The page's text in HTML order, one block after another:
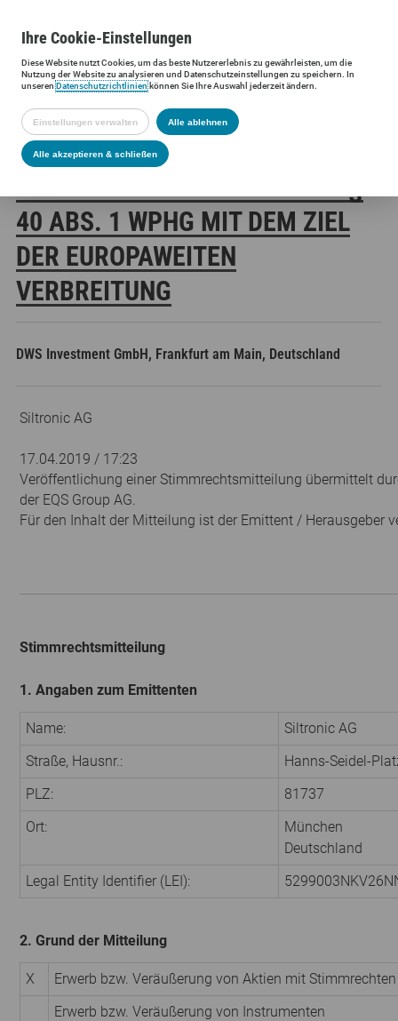
Siltronic AG Investoren Finanzmeldungen
SILTRONIC AG:
0 ABS. 1 WPHG MIT DEM ZIEL D
ER EUROPAWEITEN V
ERBREITUNG
DWS Investment GmbH, Frankfurt am Main, Deutschland
Siltronic AG
17.04.2019 / 17:23
Veröffentlichung einer Stimmrechtsmitteilung übermittelt
der EQS Group AG.
Für den Inhalt der Mitteilung ist der Emittent / Herausgeber
Stimmrechtsmitteilung
1. Angaben zum Emittenten
Name:
Siltronic AG
Straße, Hausnr.:
Hanns-Seidel-
PLZ:
81737
Ort:
München
Deutschland
Legal Entity Identifier (LEI):
2. Grund der Mitteilung
X
Erwerb bzw. Veräußerung von Aktien mit Stimmrechten
Erwerb bzw. Veräußerung von Instrumenten
IhreCookie-Einstellungen
DieseWebsitenutzt Cookies, um das beste Nutzererlebnis zu gewährleisten, um die
Nutzung derWebsitezu analysieren und Datenschutzeinstellungen zu speichern. In
unserenDatenschutzrichtlinienkönnen Sie Ihre Auswahl jederzeit ändern.
Einstellungen verwalten Alle ablehnen
Alle akzeptieren & schließen